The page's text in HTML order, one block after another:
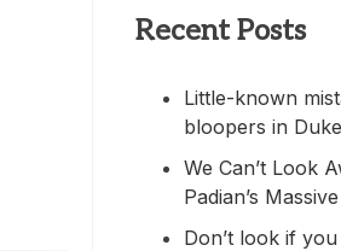
Recent Posts
Little-known
bloopers in
We Can’t Look
Padian’s
Don’t look if